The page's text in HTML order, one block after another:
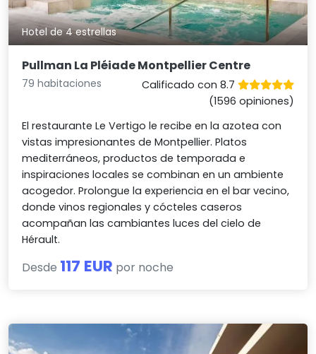
Hotel de 4 estrellas
Pullman La Pléiade Montpellier Centre
79 habitaciones
Calificado con 8.7
(1596 opiniones)
El restaurante Le Vertigo le recibe en la azotea con
vistas impresionantes de Montpellier. Platos
mediterráneos, productos de temporada e
inspiraciones locales se combinan en un ambiente
acogedor. Prolongue la experiencia en el bar vecino,
donde vinos regionales y cócteles caseros
acompañan las cambiantes luces del cielo de
Hérault.
Desde 117 EUR por noche